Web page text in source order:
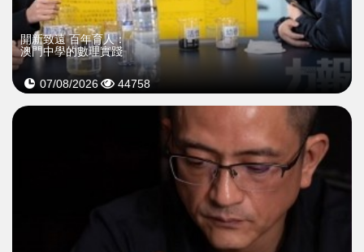
開新致遠 百年育人：
澳門中學的數理實踐
07/08/2026 44758